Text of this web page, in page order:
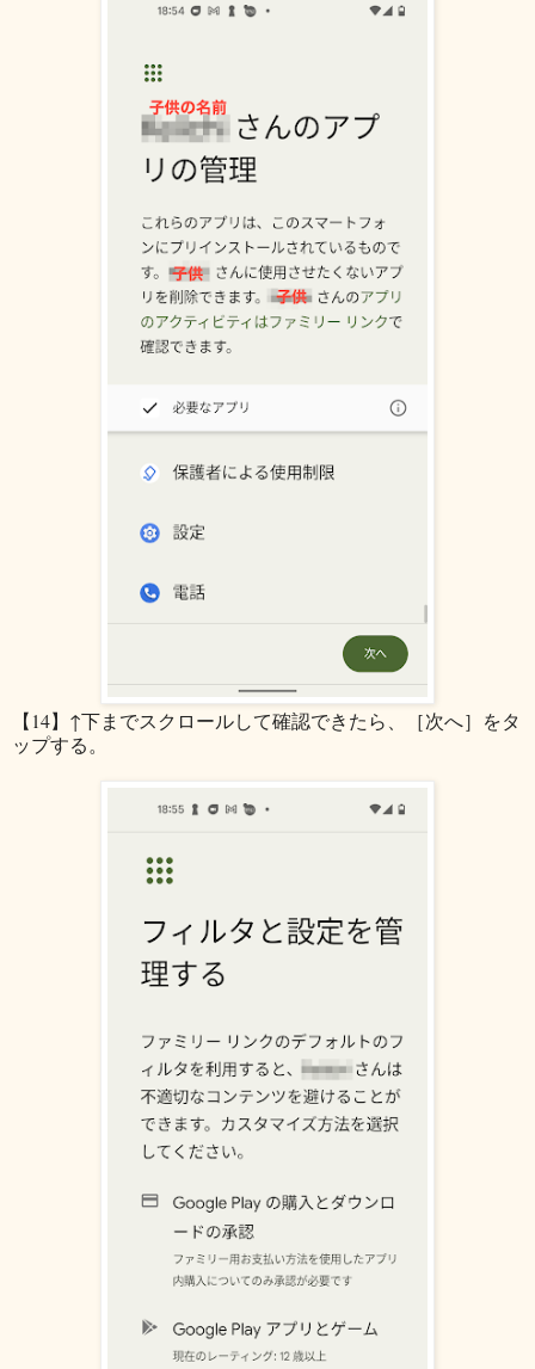
【14】↑下までスクロールして確認できたら、［次へ］をタ
ップする。